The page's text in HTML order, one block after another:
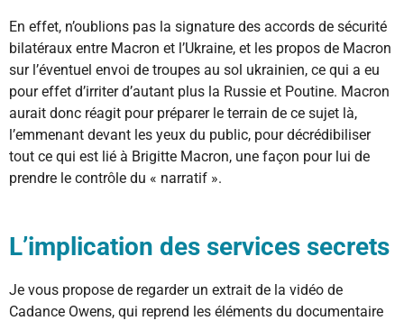
En effet, n’oublions pas la signature des accords de sécurité
bilatéraux entre Macron et l’Ukraine, et les propos de Macron
sur l’éventuel envoi de troupes au sol ukrainien, ce qui a eu
pour effet d’irriter d’autant plus la Russie et Poutine. Macron
aurait donc réagit pour préparer le terrain de ce sujet là,
l’emmenant devant les yeux du public, pour décrédibiliser
tout ce qui est lié à Brigitte Macron, une façon pour lui de
prendre le contrôle du « narratif ».
L’implication des services secrets
Je vous propose de regarder un extrait de la vidéo de
Cadance Owens, qui reprend les éléments du documentaire